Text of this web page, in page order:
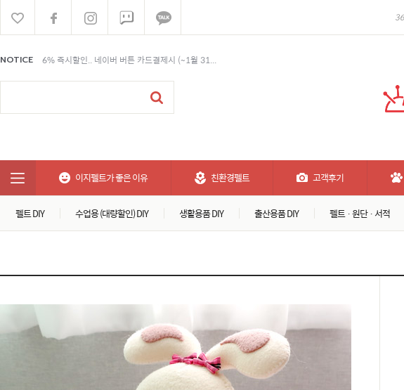
NOTICE
6% 즉시할인.. 네이버 버튼 카드결제시 (~1월 31...
이지펠트가 좋은 이유 친환경펠트 고객후기
펠트 DIY 수업용 (대량할인) DIY 생활용품 DIY 출산용품 DIY 펠트 · 원단 · 서적